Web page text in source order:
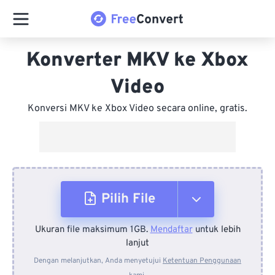
Konverter MKV ke Xbox
Video
Konversi MKV ke Xbox Video secara online, gratis.
Pilih File
Dari Perangkat
Ukuran file maksimum 1GB.Mendaftaruntuk lebih
lanjut
Dengan melanjutkan, Anda menyetujui Ketentuan Penggunaan